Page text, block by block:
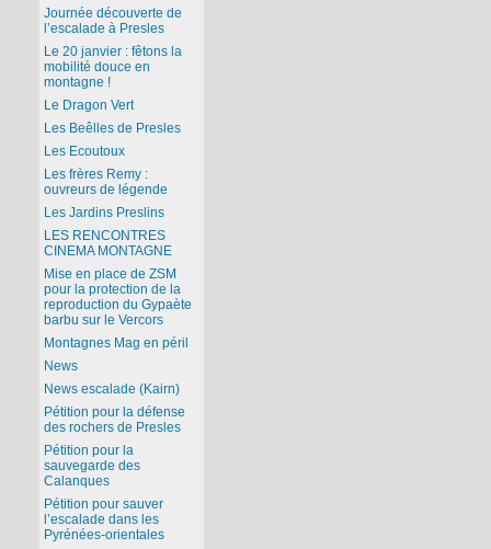
Journée découverte de
l’escalade à Presles
Le 20 janvier : fêtons la
mobilité douce en
montagne !
Le Dragon Vert
Les Beêlles de Presles
Les Ecoutoux
Les frères Remy :
ouvreurs de légende
Les Jardins Preslins
LES RENCONTRES
CINEMA MONTAGNE
Mise en place de ZSM
pour la protection de la
reproduction du Gypaète
barbu sur le Vercors
Montagnes Mag en péril
News
News escalade (Kairn)
Pétition pour la défense
des rochers de Presles
Pétition pour la
sauvegarde des
Calanques
Pétition pour sauver
l’escalade dans les
Pyrénées-orientales